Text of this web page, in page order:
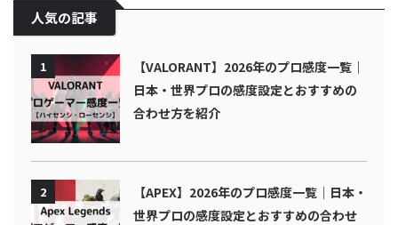
人気の記事
1
【VALORANT】2026年のプロ感度一覧｜
日本・世界プロの感度設定とおすすめの
合わせ方を紹介
2
【APEX】2026年のプロ感度一覧｜日本・
世界プロの感度設定とおすすめの合わせ